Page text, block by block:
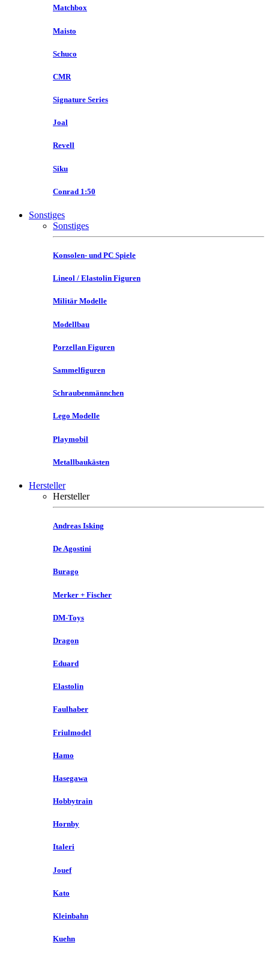
Matchbox
Maisto
Schuco
CMR
Signature Series
Joal
Revell
Siku
Conrad 1:50
Sonstiges
Sonstiges
Konsolen- und PC Spiele
Lineol / Elastolin Figuren
Militär Modelle
Modellbau
Porzellan Figuren
Sammelfiguren
Schraubenmännchen
Lego Modelle
Playmobil
Metallbaukästen
Hersteller
Hersteller
Andreas Isking
De Agostini
Burago
Merker + Fischer
DM-Toys
Dragon
Eduard
Elastolin
Faulhaber
Friulmodel
Hamo
Hasegawa
Hobbytrain
Hornby
Italeri
Jouef
Kato
Kleinbahn
Kuehn